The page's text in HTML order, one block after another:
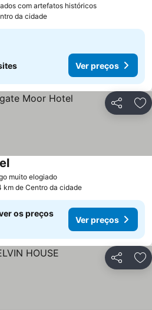
com artefatos históricos
da cidade
Ver preços
Partilhar
muito elogiado
km de Centro da cidade
os preços
Ver preços
Partilhar